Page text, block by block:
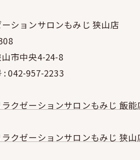
ーションサロンもみじ 狭山店
市中央4-24-8
: 042-957-2233
クゼーションサロンもみじ 飯能
クゼーションサロンもみじ 狭山